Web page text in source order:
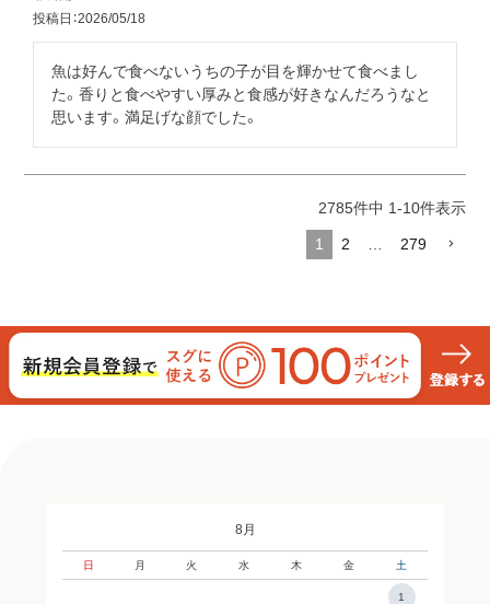
投稿日 2026/05/18
魚は好んで食べないうちの子が目を輝かせて食べまし
た。香りと食べやすい厚みと食感が好きなんだろうなと
思います。満足げな顔でした。
2785件中 1-10件表示
1 2 … 279
8月
日 月 火 水 木 金 土
1